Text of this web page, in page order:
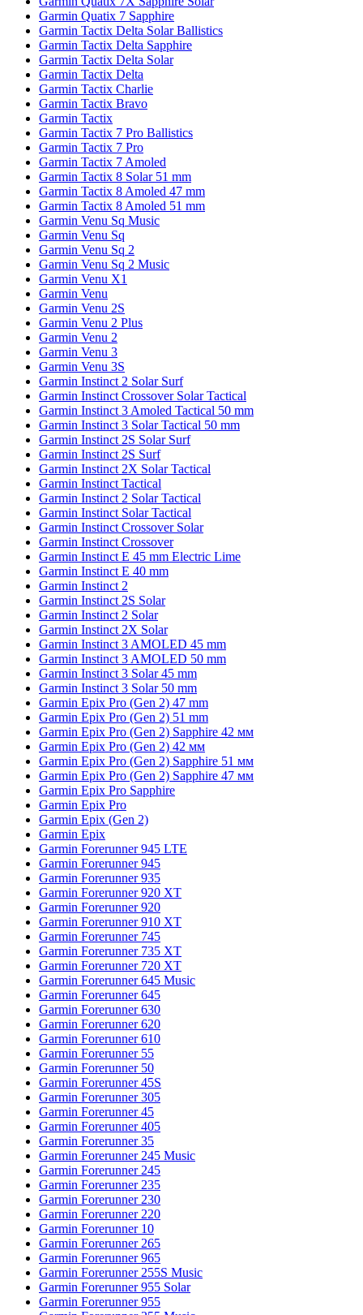
Garmin Quatix 7 Sapphire
Garmin Tactix Delta Solar Ballistics
Garmin Tactix Delta Sapphire
Garmin Tactix Delta Solar
Garmin Tactix Delta
Garmin Tactix Charlie
Garmin Tactix Bravo
Garmin Tactix
Garmin Tactix 7 Pro Ballistics
Garmin Tactix 7 Pro
Garmin Tactix 7 Amoled
Garmin Tactix 8 Solar 51 mm
Garmin Tactix 8 Amoled 47 mm
Garmin Tactix 8 Amoled 51 mm
Garmin Venu Sq Music
Garmin Venu Sq
Garmin Venu Sq 2
Garmin Venu Sq 2 Music
Garmin Venu X1
Garmin Venu
Garmin Venu 2S
Garmin Venu 2 Plus
Garmin Venu 2
Garmin Venu 3
Garmin Venu 3S
Garmin Instinct 2 Solar Surf
Garmin Instinct Crossover Solar Tactical
Garmin Instinct 3 Amoled Tactical 50 mm
Garmin Instinct 3 Solar Tactical 50 mm
Garmin Instinct 2S Solar Surf
Garmin Instinct 2S Surf
Garmin Instinct 2X Solar Tactical
Garmin Instinct Tactical
Garmin Instinct 2 Solar Tactical
Garmin Instinct Solar Tactical
Garmin Instinct Crossover Solar
Garmin Instinct Crossover
Garmin Instinct E 45 mm Electric Lime
Garmin Instinct E 40 mm
Garmin Instinct 2
Garmin Instinct 2S Solar
Garmin Instinct 2 Solar
Garmin Instinct 2X Solar
Garmin Instinct 3 AMOLED 45 mm
Garmin Instinct 3 AMOLED 50 mm
Garmin Instinct 3 Solar 45 mm
Garmin Instinct 3 Solar 50 mm
Garmin Epix Pro (Gen 2) 47 mm
Garmin Epix Pro (Gen 2) 51 mm
Garmin Epix Pro (Gen 2) Sapphire 42 мм
Garmin Epix Pro (Gen 2) 42 мм
Garmin Epix Pro (Gen 2) Sapphire 51 мм
Garmin Epix Pro (Gen 2) Sapphire 47 мм
Garmin Epix Pro Sapphire
Garmin Epix Pro
Garmin Epix (Gen 2)
Garmin Epix
Garmin Forerunner 945 LTE
Garmin Forerunner 945
Garmin Forerunner 935
Garmin Forerunner 920 XT
Garmin Forerunner 920
Garmin Forerunner 910 XT
Garmin Forerunner 745
Garmin Forerunner 735 XT
Garmin Forerunner 720 XT
Garmin Forerunner 645 Music
Garmin Forerunner 645
Garmin Forerunner 630
Garmin Forerunner 620
Garmin Forerunner 610
Garmin Forerunner 55
Garmin Forerunner 50
Garmin Forerunner 45S
Garmin Forerunner 305
Garmin Forerunner 45
Garmin Forerunner 405
Garmin Forerunner 35
Garmin Forerunner 245 Music
Garmin Forerunner 245
Garmin Forerunner 235
Garmin Forerunner 230
Garmin Forerunner 220
Garmin Forerunner 10
Garmin Forerunner 265
Garmin Forerunner 965
Garmin Forerunner 255S Music
Garmin Forerunner 955 Solar
Garmin Forerunner 955